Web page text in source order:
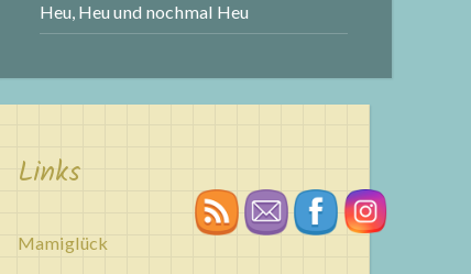
Heu, Heu und nochmal Heu
Links
Mamiglück